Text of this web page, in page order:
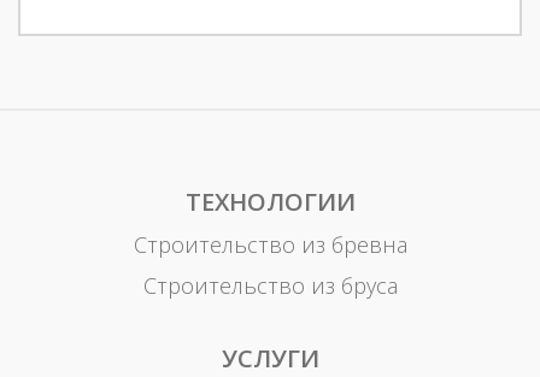
ТЕХНОЛОГИИ
Строительство из бревна
Строительство из бруса
УСЛУГИ